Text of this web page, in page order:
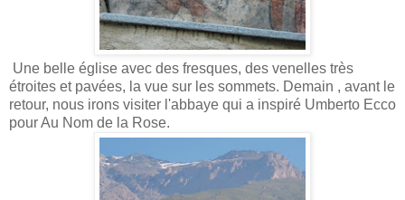
Une belle église avec des fresques, des venelles très
étroites et pavées, la vue sur les sommets. Demain , avant le
retour, nous irons visiter l'abbaye qui a inspiré Umberto Ecco
pour Au Nom de la Rose.